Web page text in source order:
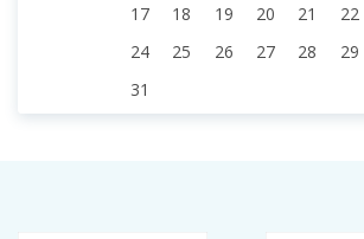
17
18 19 20 21 22
24
25 26 27 28 29
31